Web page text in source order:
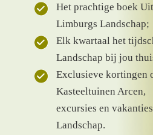
Het prachtige boek
Limburgs Landschap;
Elk kwartaal het
Landschap bij jou
Exclusieve kortingen
Kasteeltuinen Arcen,
excursies en
Landschap.